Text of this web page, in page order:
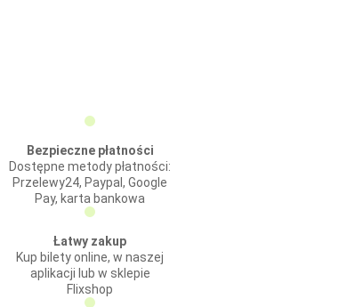
Bezpieczne płatności
Dostępne metody płatności:
Przelewy24, Paypal, Google
Pay, karta bankowa
Łatwy zakup
Kup bilety online, w naszej
aplikacji lub w sklepie
Flixshop